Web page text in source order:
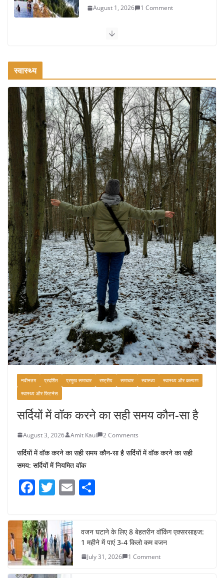
August 1, 2026 1 Comment
वजन घटाने के लिए 8 बेहतरीन वॉकिंग
रामेश्वरम यात्रा गाइड: पवित्र तीर्थ स्थल, दर्शन स्थल और पहुंच मार्ग
July 30, 2026 1 Comment
खाने के शौकीनों के लिए कश्मीर के 5 बेहतरीन
स्वादिष्ट व्यंजन
August 6, 2026 1 Comment
स्वास्थ्य
नवीनतम प्रदर्शित प्रमुख समाचार राष्ट्रीय समाचार स्वास्थ्य
स्वास्थ्य और कल्याण
स्वास्थ्य और फिटनेस
सर्दियों में वॉक करने का सही समय कौन-सा है
August 3, 2026 Amit Kaul 2 Comments
सर्दियों में वॉक करने का सही समय कौन-सा है सर्दियों में वॉक करने का सही
समय: सर्दियों में नियमित वॉक
F
a
c
e
b
o
T
w
itt
er
E
m
e
वजन घटाने के लिए 8 बेहतरीन वॉकिंग एक्सरसाइज:
1 महीने में पाएं 3-4 किलो कम वजन
July 31, 2026 1 Comment